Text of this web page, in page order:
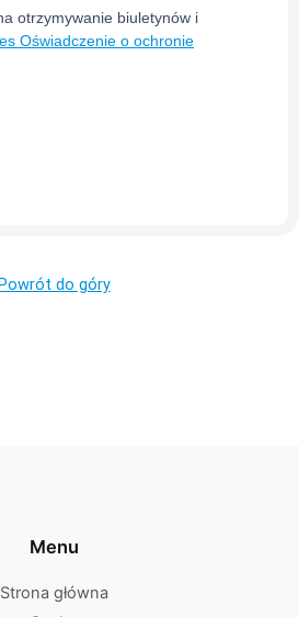
otrzymywanie biuletynów i
Oświadczenie o ochronie
do góry
Menu
Strona główna